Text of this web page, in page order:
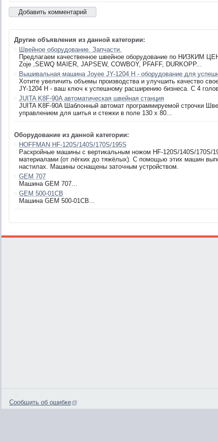
Другие объявления из данной категории:
Швейное оборудование. Запчасти.
Предлагаем качественное швейное оборудование по НИЗКИМ
Zoje ,SEWQ MAIER, JAPSEW, COWBOY, PFAFF, DURKOPP...
Вышивальная машина Joyee JY-1204 Н - оборудование для
Хотите увеличить объемы производства и улучшить качество
JY-1204 Н - ваш ключ к успешному расширению бизнеса. С 4
JUITA K8F-90A автоматическая швейная станция
JUITA K8F-90A Шаблонный автомат программируемой строчки
управлением для шитья и стежки в поле 130 х 80...
Оборудование из данной категории:
HOFFMAN HF-120S/140S/170S/195S
Раскройные машины с вертикальным ножом HF-120S/140S/170S/
материалами (от лёгких до тяжёлых). С помощью этих машин
настилах. Машины оснащены заточным устройством.
GEM 707
Машина GEM 707...
GEM 500-01CB
Машина GEM 500-01CB...
Сообщить об ошибке